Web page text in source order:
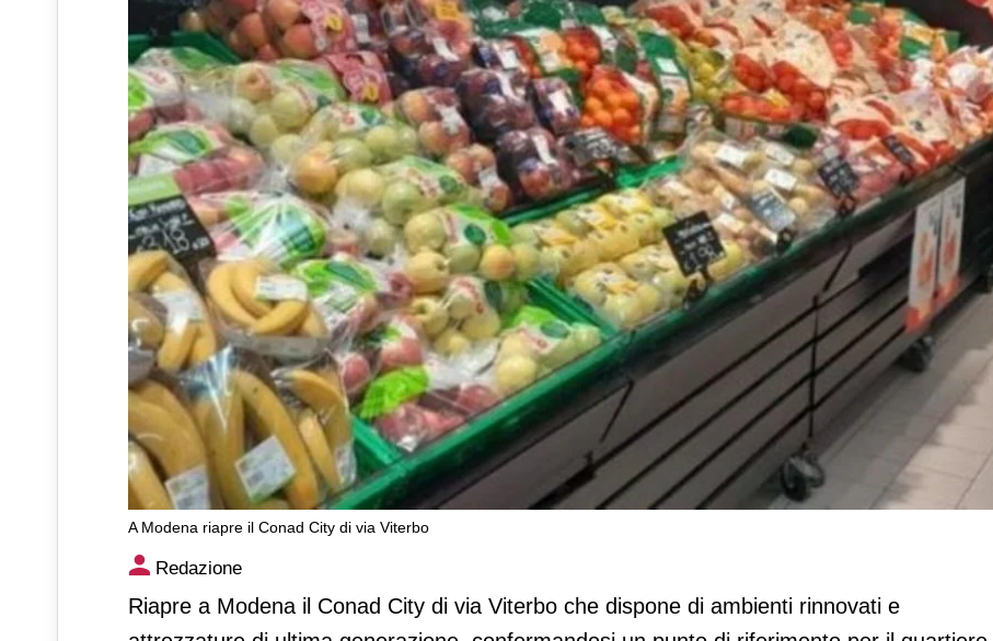
A Modena riapre il Conad City di via Viterbo
A Modena riapre il Conad City di via Viterbo
Redazione
Riapre a Modena il Conad City di via Viterbo che dispone di ambienti rinnovati e